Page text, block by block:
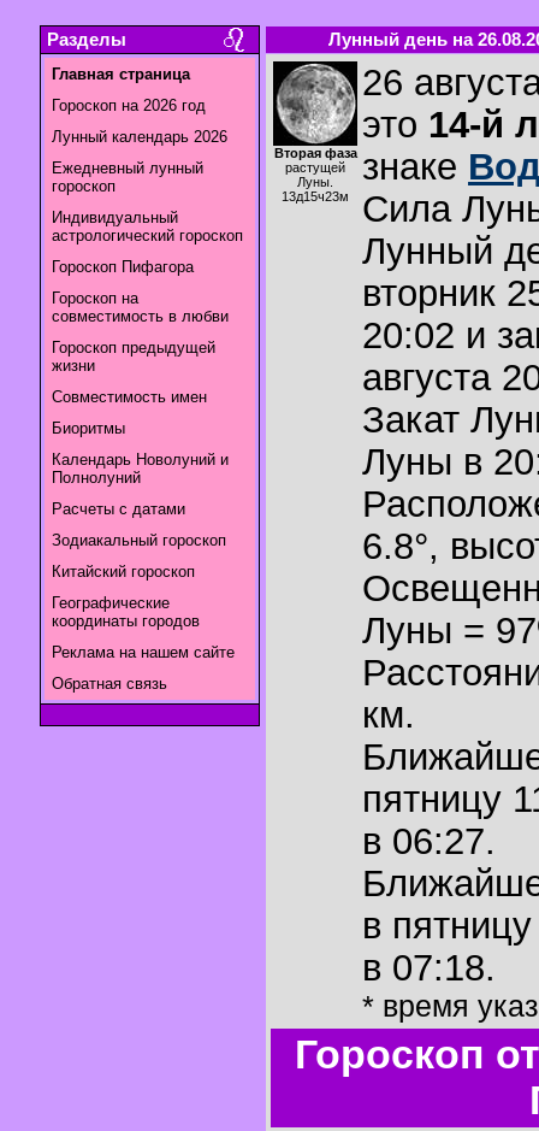
Разделы
Главная страница
Гороскоп на 2026 год
Лунный календарь 2026
Ежедневный лунный
гороскоп
Индивидуальный
астрологический гороскоп
Гороскоп Пифагора
Гороскоп на
совместимость в любви
Гороскоп предыдущей
жизни
Совместимость имен
Биоритмы
Календарь Новолуний и
Полнолуний
Расчеты с датами
Зодиакальный гороскоп
Китайский гороскоп
Географические
координаты городов
Реклама на нашем сайте
Обратная связь
Лунный день на
Вторая фаза
растущей
Луны.
13д15ч23м
26
это 14-й
знаке
Сила
Лунный
вторник
20:02 и
августа
Закат
Луны в
6.8°,
Луны =
км.
пятницу
в 06:27.
в
в 07:18.
* время
Гороскоп